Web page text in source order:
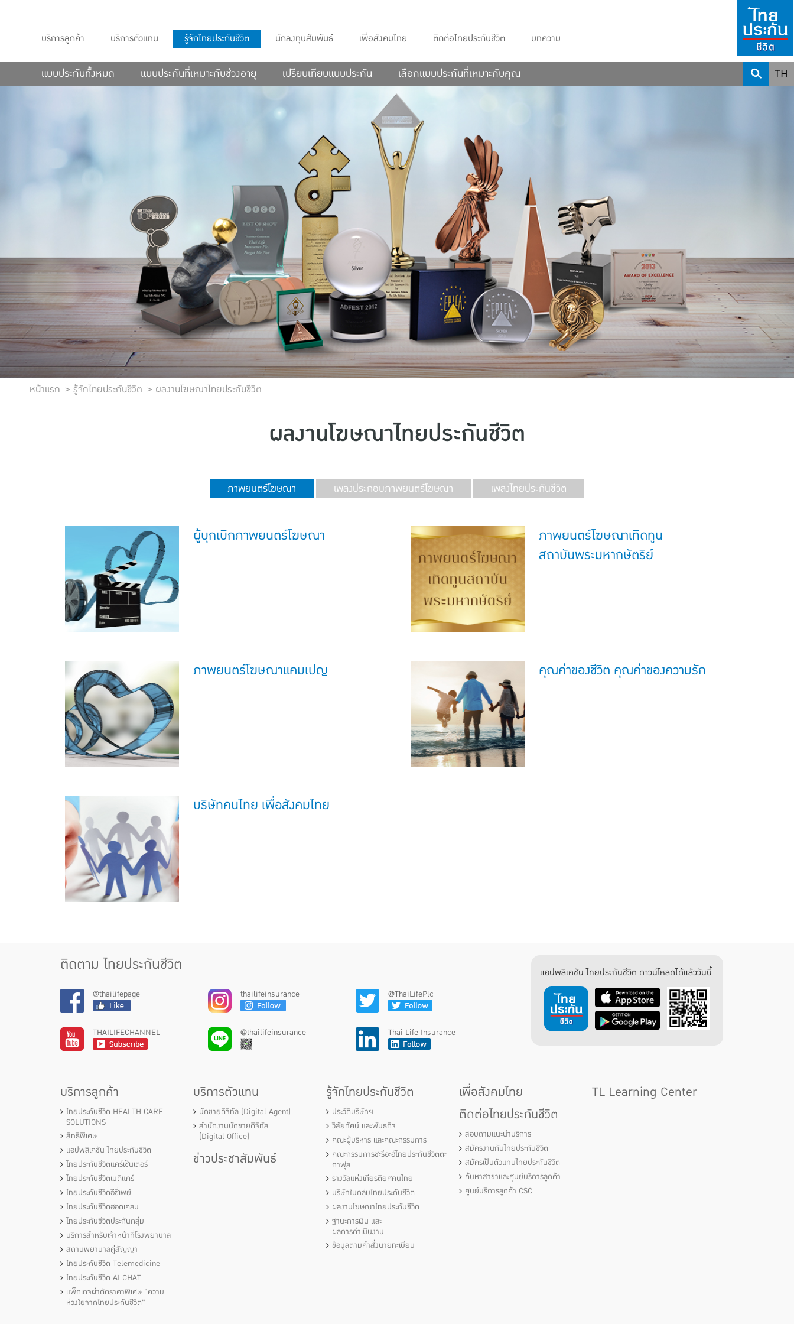
บริการลูกค้า บริการตัวแทน รู้จักไทยประกันชีวิต นักลงทุนสัมพันธ์ เพื่อสังคมไทย ติดต่อไทยประกันชีวิต บทความ
แบบประกันทั้งหมด แบบประกันที่เหมาะกับช่วงอายุ เปรียบเทียบแบบประกัน เลือกแบบประกันที่เหมาะกับคุณ TH
หน้าแรก รู้จักไทยประกันชีวิต ผลงานโฆษณาไทยประกันชีวิต
ผลงานโฆษณาไทยประกันชีวิต
ภาพยนตร์โฆษณา เพลงประกอบภาพยนตร์โฆษณา เพลงไทยประกันชีวิต
ผู้บุกเบิกภาพยนตร์โฆษณา
ภาพยนตร์โฆษณาเทิดทูน
สถาบันพระมหากษัตริย์
ภาพยนตร์โฆษณาแคมเปญ คุณค่าของชีวิต คุณค่าของความรัก
บริษัทคนไทย เพื่อสังคมไทย
ติดตาม ไทยประกันชีวิต
@thailifepage thailifeinsurance @ThaiLifePlc
THAILIFECHANNEL @thailifeinsurance Thai Life Insurance
แอปพลิเคชัน ไทยประกันชีวิต ดาวน์โหลดได้แล้ววันนี้
บริการลูกค้า
ไทยประกันชีวิต HEALTH CARE
SOLUTIONS
สิทธิพิเศษ
แอปพลิเคชัน ไทยประกันชีวิต
ไทยประกันชีวิตแคร์เซ็นเตอร์
ไทยประกันชีวิตเมดิแคร์
ไทยประกันชีวิตอีซี่เพย์
ไทยประกันชีวิตฮอตเคลม
ไทยประกันชีวิตประกันกลุ่ม
บริการสำหรับเจ้าหน้าที่โรงพยาบาล
สถานพยาบาลคู่สัญญา
ไทยประกันชีวิต Telemedicine
ไทยประกันชีวิต AI CHAT
แพ็กเกจผ่าตัดราคาพิเศษ "ความ
ห่วงใยจากไทยประกันชีวิต"
บริการตัวแทน
นักขายดิจิทัล (Digital Agent)
สำนักงานนักขายดิจิทัล
(Digital Office)
ข่าวประชาสัมพันธ์
รู้จักไทยประกันชีวิต
ประวัติบริษัทฯ
วิสัยทัศน์ และพันธกิจ
คณะผู้บริหาร และคณะกรรมการ
คณะกรรมการชะรีอะฮ์ไทยประกันชีวิตตะ
กาฟุล
รางวัลแห่งเกียรติยศคนไทย
บริษัทในกลุ่มไทยประกันชีวิต
ผลงานโฆษณาไทยประกันชีวิต
ฐานะการเงิน และ
ผลการดำเนินงาน
ข้อมูลตามคำสั่งนายทะเบียน
เพื่อสังคมไทย
ติดต่อไทยประกันชีวิต
สอบถามแนะนำบริการ
สมัครงานกับไทยประกันชีวิต
สมัครเป็นตัวแทนไทยประกันชีวิต
ค้นหาสาขาและศูนย์บริการลูกค้า
ศูนย์บริการลูกค้า CSC
TL Learning Center